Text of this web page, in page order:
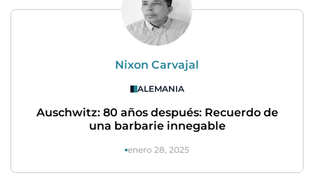
Nixon Carvajal
ALEMANIA
Auschwitz: 80 años después: Recuerdo de
una barbarie innegable
enero 28, 2025